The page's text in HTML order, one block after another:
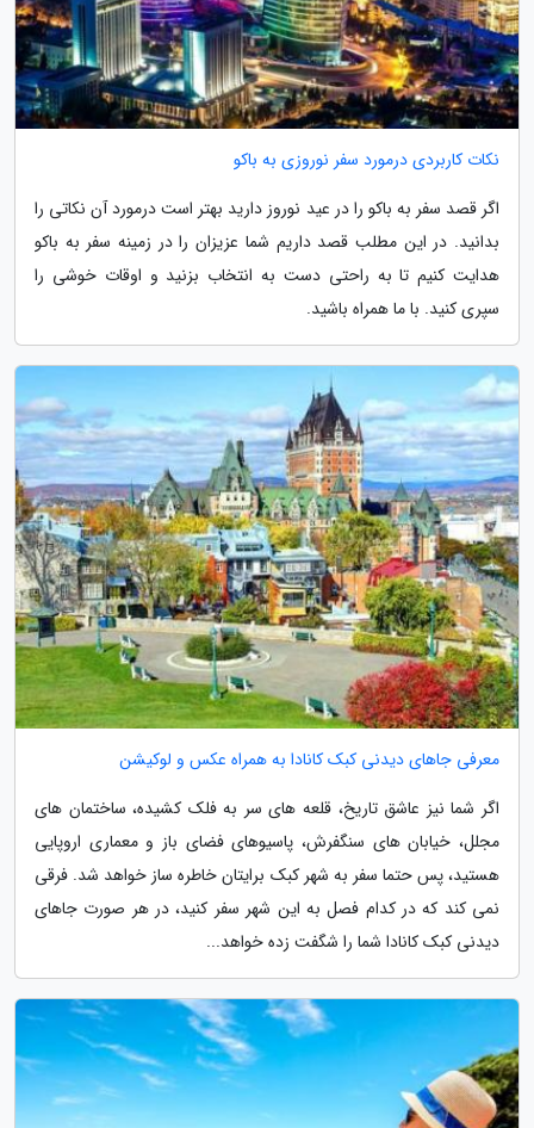
نکات کاربردی درمورد سفر نوروزی به باکو
اگر قصد سفر به باکو را در عید نوروز دارید بهتر است درمورد آن نکاتی را
بدانید. در این مطلب قصد داریم شما عزیزان را در زمینه سفر به باکو
هدایت کنیم تا به راحتی دست به انتخاب بزنید و اوقات خوشی را
سپری کنید. با ما همراه باشید.
معرفی جاهای دیدنی کبک کانادا به همراه عکس و لوکیشن
اگر شما نیز عاشق تاریخ، قلعه های سر به فلک کشیده، ساختمان های
مجلل، خیابان های سنگفرش، پاسیوهای فضای باز و معماری اروپایی
هستید، پس حتما سفر به شهر کبک برایتان خاطره ساز خواهد شد. فرقی
نمی کند که در کدام فصل به این شهر سفر کنید، در هر صورت جاهای
دیدنی کبک کانادا شما را شگفت زده خواهد...